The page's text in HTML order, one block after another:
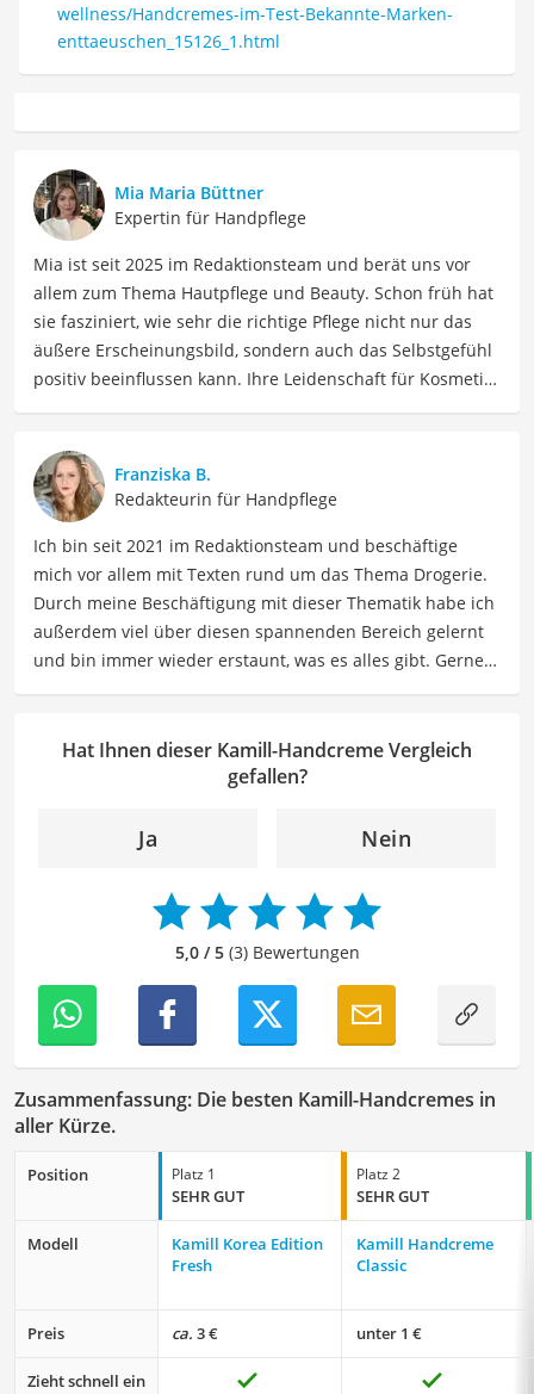
wellness/Handcremes-im-Test-Bekannte-Marken-
enttaeuschen_15126_1.html
Mia Maria Büttner
Expertin für Handpflege
Mia ist seit 2025 im Redaktionsteam und berät uns vor
allem zum Thema Hautpflege und Beauty. Schon früh hat
sie fasziniert, wie sehr die richtige Pflege nicht nur das
äußere Erscheinungsbild, sondern auch das Selbstgefühl
positiv beeinflussen kann. Ihre Leidenschaft für Kosmetik
nun Menschen dabei, die richtigen Produkte für sie zu
finden. Mia liebt es, sich in Inhaltsstoffe und
Produktversprechen hineinzudenken und diese
verständlich aufzuschlüsseln. Als Ausgleich zu ihrer
Arbeit findet Mia Ruhe im Sport und beim Lesen, und
außerdem beim Verfolgen ihrer Interessen an
Neurowissenschaft und Spiritualität.
Der Kamill-Handcreme-Vergleich ist aus unserer Sicht
Franziska B.
Redakteurin für Handpflege
Ich bin seit 2021 im Redaktionsteam und beschäftige
mich vor allem mit Texten rund um das Thema Drogerie.
Durch meine Beschäftigung mit dieser Thematik habe ich
außerdem viel über diesen spannenden Bereich gelernt
und bin immer wieder erstaunt, was es alles gibt. Gerne
über Beauty- sowie Pflegeprodukte, Gesundheitsartikel,
Haushaltswaren und vieles mehr. Meine Beiträge
Empfehlungen, um Lesern dabei zu helfen, die besten
Schönheits- als auch Pflegeroutine zu optimieren.
Der Kamill-Handcreme-Vergleich ist aus unserer Sicht
besonders empfehlenswert fürtrockene Hände
Hat Ihnen dieser Kamill-Handcreme Vergleich
gefallen?
Ja Nein
5,0 / 5(3) Bewertungen
Zusammenfassung: Die besten Kamill-Handcremes in
aller Kürze.
Position Platz 1
SEHR GUT
Platz 2
SEHR GUT
Modell
Kamill Korea Edition
Fresh
Kamill Handcreme
Classic
Preis ca. 3 € unter 1 €
Zieht schnell ein